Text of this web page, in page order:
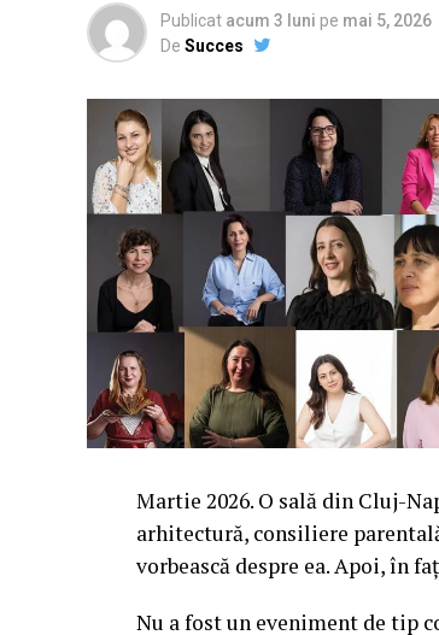
Publicat acum 3 luni pe mai 5, 2026
De Succes
Martie 2026. O sală din Cluj-
arhitectură, consiliere
vorbească despre ea. Apoi, în
Nu a fost un eveniment de tip